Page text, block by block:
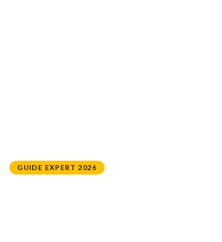
GUIDE EXPERT 2026